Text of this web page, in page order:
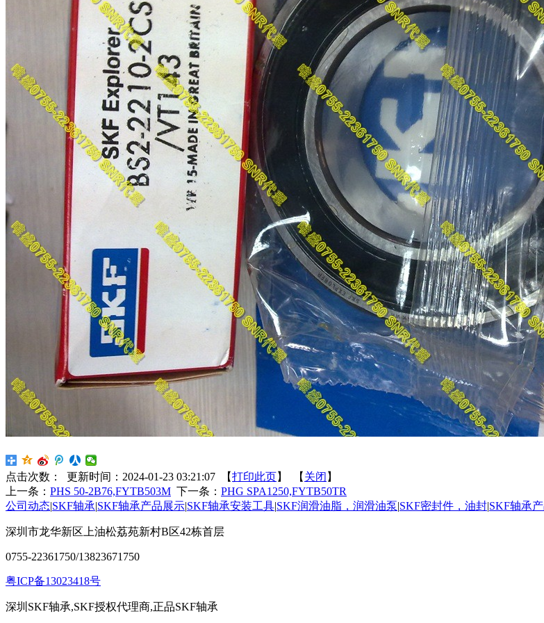
点击次数： 更新时间：2024-01-23 03:21:07 【打印此页】 【 关闭 】
上一条： PHS 50-2B76,FYTB503M 下一条： PHG SPA1250,FYTB50TR
公司动态|SKF轴承|SKF轴承产品展示|SKF轴承安装工具|SKF润滑油脂，润滑油泵|SKF密封件，油封|SKF轴承
深圳市龙华新区上油松荔苑新村B区42栋首层
0755-22361750/13823671750
粤ICP备13023418号
深圳SKF轴承,SKF授权代理商,正品SKF轴承